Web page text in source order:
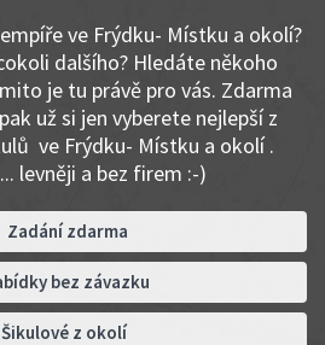
ve Frýdku- Místku a okolí?
dalšího? Hledáte někoho
je tu právě pro vás. Zdarma
už si jen vyberete nejlepší z
ve Frýdku- Místku a okolí .
levněji a bez firem :-)
Zadání zdarma
bez závazku
Šikulové z okolí